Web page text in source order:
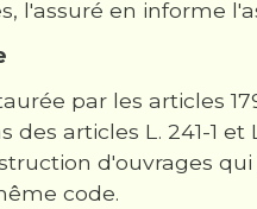
l'assuré en informe
par les articles
articles L. 241-1 et
d'ouvrages qui
code.